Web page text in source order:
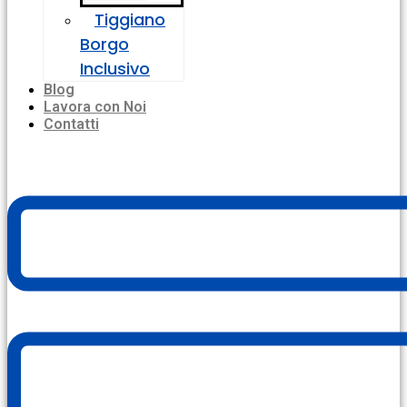
Tiggiano
Borgo
Inclusivo
Blog
Lavora con Noi
Contatti